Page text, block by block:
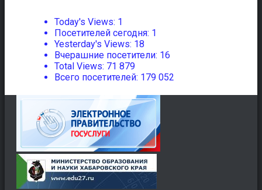
Today's Views: 1
Посетителей сегодня: 1
Yesterday's Views: 18
Вчерашние посетители: 16
Total Views: 71 879
Всего посетителей: 179 052